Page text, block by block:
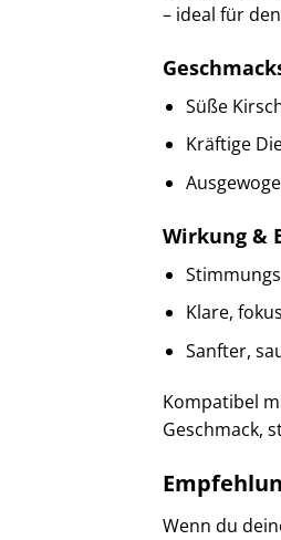
– ideal für
Süße
Kräftige
Wirkung &
Klare,
Sanfter,
Kompatibel
Geschmack,
Wenn du